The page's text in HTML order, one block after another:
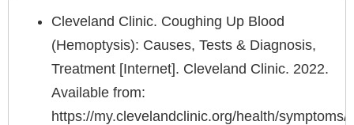
Cleveland Clinic. Coughing Up Blood
(Hemoptysis): Causes, Tests & Diagnosis,
Treatment [Internet]. Cleveland Clinic. 2022.
Available from:
https://my.clevelandclinic.org/health/symptoms/